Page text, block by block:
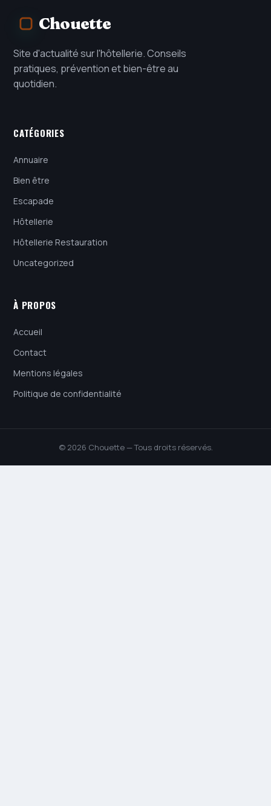
Chouette
Site d'actualité sur l'hôtellerie. Conseils
pratiques, prévention et bien-être au
quotidien.
CATÉGORIES
Annuaire
Bien être
Escapade
Hôtellerie
Hôtellerie Restauration
Uncategorized
À PROPOS
Accueil
Contact
Mentions légales
Politique de confidentialité
© 2026 Chouette — Tous droits réservés.